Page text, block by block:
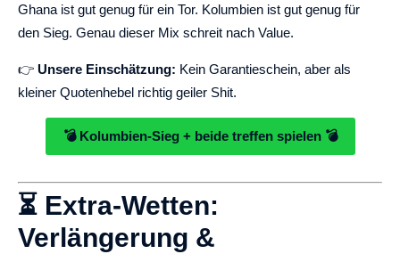
Ghana ist gut genug für ein Tor. Kolumbien ist gut genug für
den Sieg. Genau dieser Mix schreit nach Value.
👉 Unsere Einschätzung: Kein Garantieschein, aber als
kleiner Quotenhebel richtig geiler Shit.
💣 Kolumbien-Sieg + beide treffen spielen 💣
⏳ Extra-Wetten:
Verlängerung &